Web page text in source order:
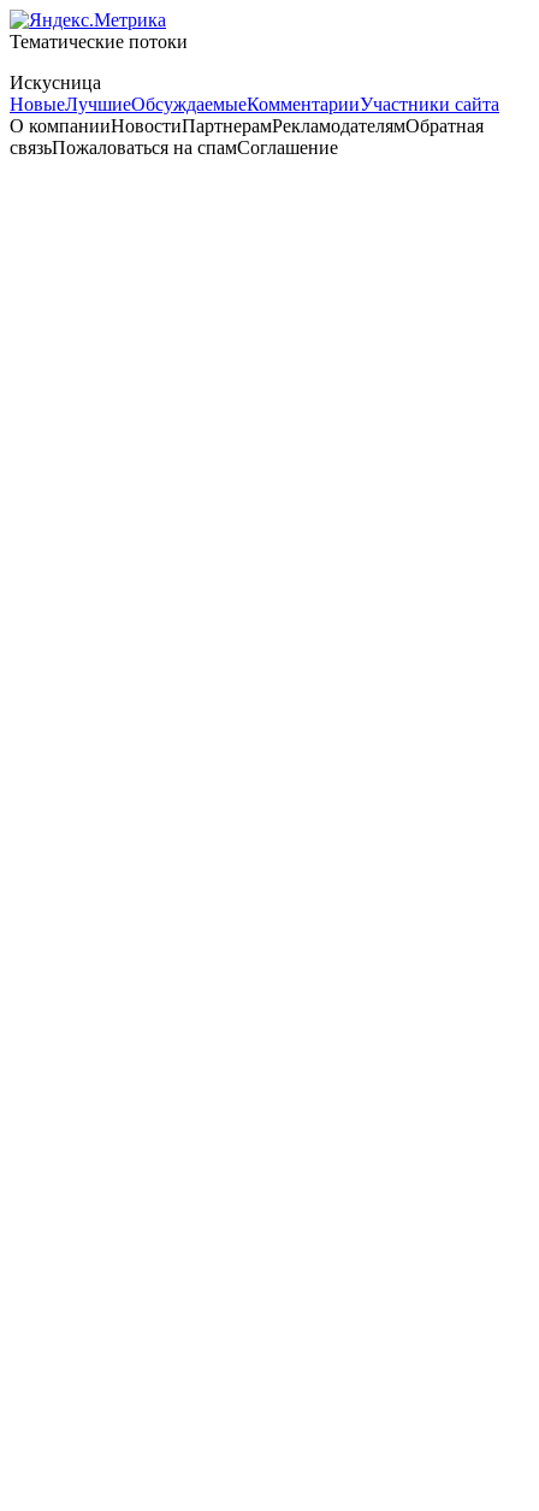
Тематические потоки
Искусница
НовыеЛучшиеОбсуждаемыеКомментарииУчастники сайта
О компанииНовостиПартнерамРекламодателямОбратная
связьПожаловаться на спамСоглашение